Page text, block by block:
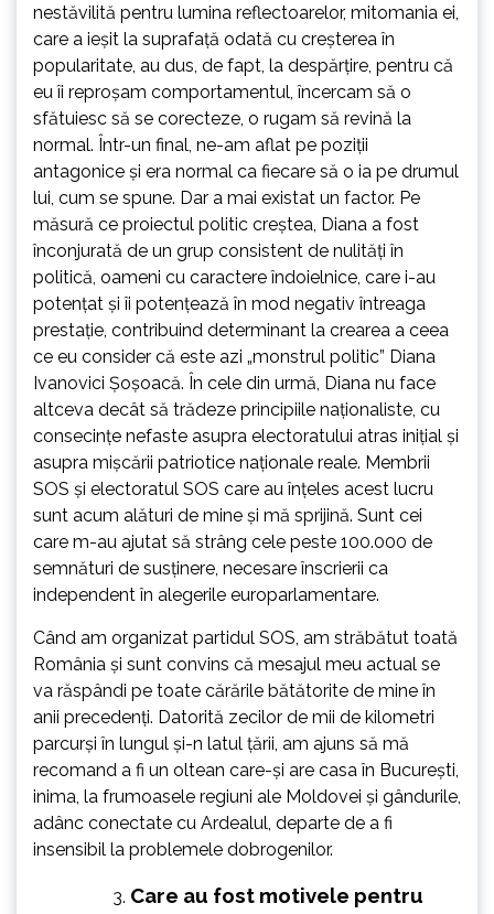
nestăvilită pentru lumina reflectoarelor, mitomania ei,
care a ieșit la suprafață odată cu creșterea în
popularitate, au dus, de fapt, la despărțire, pentru că
eu îi reproșam comportamentul, încercam să o
sfătuiesc să se corecteze, o rugam să revină la
normal. Într-un final, ne-am aflat pe poziții
antagonice și era normal ca fiecare să o ia pe drumul
lui, cum se spune. Dar a mai existat un factor. Pe
măsură ce proiectul politic creștea, Diana a fost
înconjurată de un grup consistent de nulități în
politică, oameni cu caractere îndoielnice, care i-au
potențat și îi potențează în mod negativ întreaga
prestație, contribuind determinant la crearea a ceea
ce eu consider că este azi „monstrul politic” Diana
Ivanovici Șoșoacă. În cele din urmă, Diana nu face
altceva decât să trădeze principiile naționaliste, cu
consecințe nefaste asupra electoratului atras inițial și
asupra mișcării patriotice naționale reale. Membrii
SOS și electoratul SOS care au înțeles acest lucru
sunt acum alături de mine și mă sprijină. Sunt cei
care m-au ajutat să strâng cele peste 100.000 de
semnături de susținere, necesare înscrierii ca
independent în alegerile europarlamentare.
Când am organizat partidul SOS, am străbătut toată
România și sunt convins că mesajul meu actual se
va răspândi pe toate cărările bătătorite de mine în
anii precedenți. Datorită zecilor de mii de kilometri
parcurși în lungul și-n latul țării, am ajuns să mă
recomand a fi un oltean care-și are casa în București,
inima, la frumoasele regiuni ale Moldovei și gândurile,
adânc conectate cu Ardealul, departe de a fi
insensibil la problemele dobrogenilor.
Care au fost motivele pentru